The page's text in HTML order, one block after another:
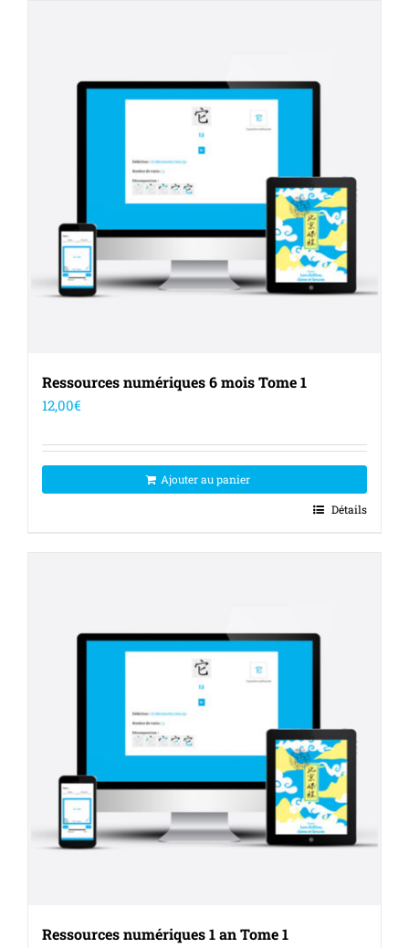
Ressources numériques 6 mois Tome 1
12,00€
Ajouter au panier
Détails
Ressources numériques 1 an Tome 1